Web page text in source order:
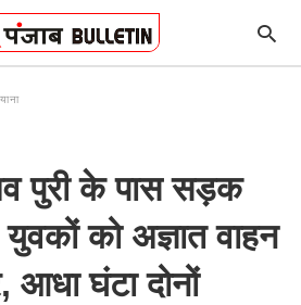
पुरी के पास सड़क
को अज्ञात वाहन
आधा घंटा दोनों